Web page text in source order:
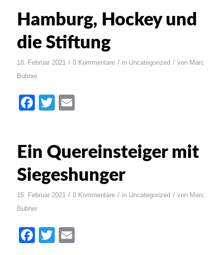
Hamburg, Hockey und
die Stiftung
18. Februar 2021 / 0 Kommentare / in Uncategorized / von Marc
Bubner
Facebook
Twitter
Ein Quereinsteiger mit
Siegeshunger
15. Februar 2021 / 0 Kommentare / in Uncategorized / von Marc
Bubner
Facebook
Twitter